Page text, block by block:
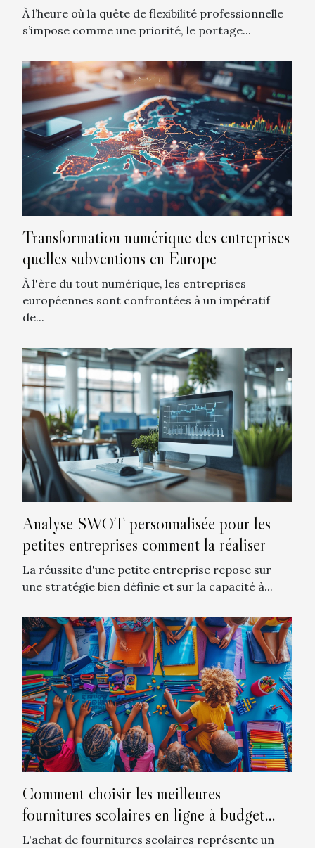
À l’heure où la quête de flexibilité professionnelle
s’impose comme une priorité, le portage...
Transformation numérique des entreprises
quelles subventions en Europe
À l'ère du tout numérique, les entreprises
européennes sont confrontées à un impératif
de...
Analyse SWOT personnalisée pour les
petites entreprises comment la réaliser
La réussite d'une petite entreprise repose sur
une stratégie bien définie et sur la capacité à...
Comment choisir les meilleures
fournitures scolaires en ligne à budget
réduit
L'achat de fournitures scolaires représente un